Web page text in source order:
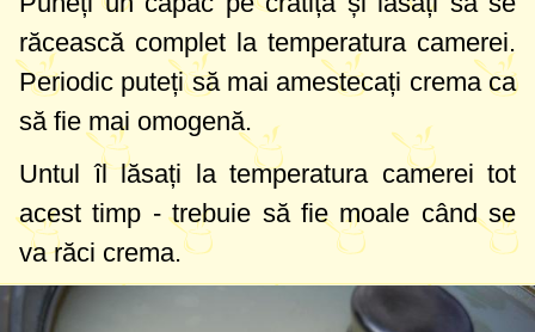
răcească complet la temperatura camerei.
Periodic puteți să mai amestecați crema ca
să fie mai omogenă.
Untul îl lăsați la temperatura camerei tot
acest timp - trebuie să fie moale când se
va răci crema.